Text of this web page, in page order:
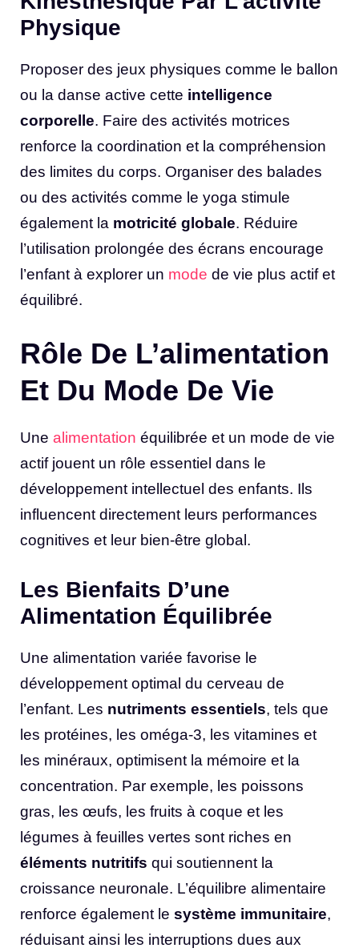
Physique
Proposer des jeux physiques comme le ballon
ou la danse active cette intelligence
corporelle. Faire des activités motrices
renforce la coordination et la compréhension
des limites du corps. Organiser des balades
ou des activités comme le yoga stimule
également la motricité globale. Réduire
l’utilisation prolongée des écrans encourage
l’enfant à explorer un mode de vie plus actif et
équilibré.
Rôle De L’alimentation
Et Du Mode De Vie
Une alimentation équilibrée et un mode de vie
actif jouent un rôle essentiel dans le
développement intellectuel des enfants. Ils
influencent directement leurs performances
cognitives et leur bien-être global.
Les Bienfaits D’une
Alimentation Équilibrée
Une alimentation variée favorise le
développement optimal du cerveau de
l’enfant. Les nutriments essentiels, tels que
les protéines, les oméga-3, les vitamines et
les minéraux, optimisent la mémoire et la
concentration. Par exemple, les poissons
gras, les œufs, les fruits à coque et les
légumes à feuilles vertes sont riches en
éléments nutritifs qui soutiennent la
croissance neuronale. L’équilibre alimentaire
renforce également le système immunitaire,
réduisant ainsi les interruptions dues aux